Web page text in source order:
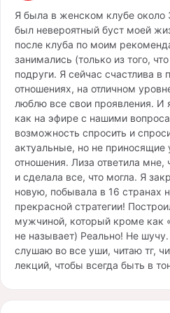
Я была в женском клубе около
был невероятный буст моей
после клуба по моим
занимались (только из того,
подруги. Я сейчас счастлива в
отношениях, на отличном
люблю все свои проявления. И
как на эфире с нашими
возможность спросить и
актуальные, но не приносящие
отношения. Лиза ответила мне,
и сделала все, что могла. Я
новую, побывала в 16 странах
прекрасной стратегии!
мужчиной, который кроме как
не называет) Реально! Не
слушаю во все уши, читаю тг,
лекций, чтобы всегда быть в